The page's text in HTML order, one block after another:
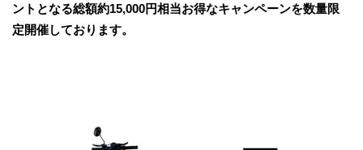
ントとなる総額約15,000円相当お得なキャンペーンを数量限
定開催しております。